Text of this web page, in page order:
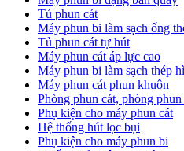
Tủ phun cát
Máy phun bi làm sạch ống
Tủ phun cát tự hút
Máy phun cát áp lực cao
Máy phun bi làm sạch thép
Máy phun cát phun khuôn
Phòng phun cát, phòng phun
Phụ kiện cho máy phun cát
Hệ thống hút lọc bụi
Phụ kiện cho máy phun bi